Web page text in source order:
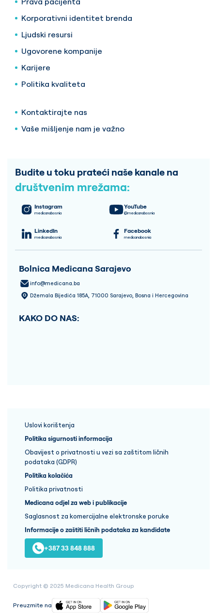
Korporativni identitet brenda
Ljudski resursi
Ugovorene kompanije
Karijere
Politika kvaliteta
Kontaktirajte nas
Vaše mišljenje nam je važno
Budite u toku prateći naše kanale na
društvenim mrežama:
Instagram
medicanabosnia
YouTube
@medicanabosnia
LinkedIn
medicanabosnia
Facebook
medicanabosnia
Bolnica Medicana Sarajevo
info@medicana.ba
Džemala Bijedića 185A, 71000 Sarajevo, Bosna i Hercegovina
KAKO DO NAS:
Uslovi korištenja
Politika sigurnosti informacija
Obavijest o privatnosti u vezi sa zaštitom ličnih
podataka (GDPR)
Politika kolačića
Politika privatnosti
Medicana odjel za web i publikacije
Saglasnost za komercijalne elektronske poruke
Informacije o zaštiti ličnih podataka za kandidate
+387 33 848 888
Copyright © 2025 Medicana Health Group
Preuzmite na